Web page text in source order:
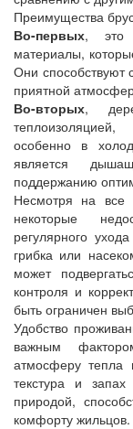
Преимущества
Во-первых, это
материалы,
Они способствуют
приятной
Во-вторых,
особенно в
является
поддержанию
Несмотря на
некоторые
регулярного
грибка или
может
контроля и
быть ограничен
Удобство
важным
атмосферу тепла
текстура и
природой,
комфорту жильцов.